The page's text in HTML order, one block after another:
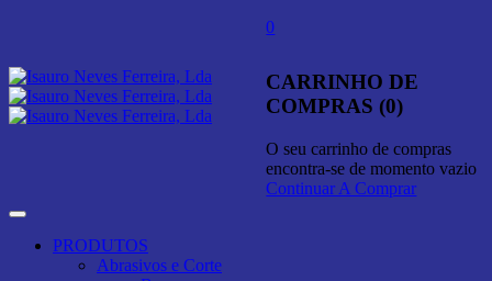
0
CARRINHO DE
COMPRAS (0)
O seu carrinho de compras
encontra-se de momento vazio
Continuar A Comprar
PRODUTOS
Abrasivos e Corte